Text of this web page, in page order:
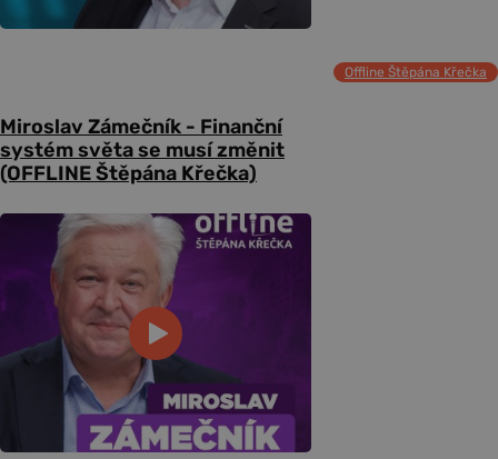
Offline Štěpána Křečka
Miroslav Zámečník - Finanční
systém světa se musí změnit
(OFFLINE Štěpána Křečka)